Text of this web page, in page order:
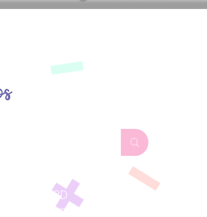
Cortadores 3D Aerografia